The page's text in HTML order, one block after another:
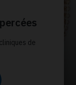
rôties